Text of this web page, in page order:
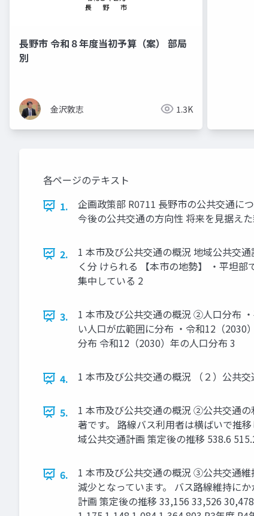
長野市 令和８年度当初予算（案） 部局
別
金沢敦志 1.3K
各ページのテキスト
1.
企画政策部 R0711 長野市の公共交通に
今後の公共交通の方向性 将来を見据え
2.
1 本市及び公共交通の概況 地域公共交
く分 けられる 【本市の地勢】 ・平坦
集中している 2
3.
1 本市及び公共交通の概況 ②人口分布
い人口が広範囲に分布 ・令和12（
分布 令和12（2030）年の人口分布 3
4. 1 本市及び公共交通の概況 （２）公共
5.
1 本市及び公共交通の概況 ②公共交通
著です。 路線バス利用者は横ばいで推
域公共交通計画 策定後の推移 538.6
6.
1 本市及び公共交通の概況 ③公共交通
減少となっています。 バス路線維持に
計画 策定後の推移 33,156 33,526